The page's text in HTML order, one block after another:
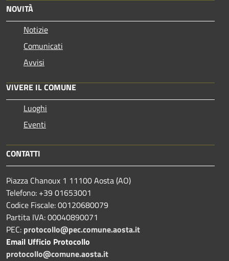
NOVITÀ
Notizie
Comunicati
Avvisi
VIVERE IL COMUNE
Luoghi
Eventi
CONTATTI
Piazza Chanoux 1 11100 Aosta (AO)
Telefono: +39 01653001
Codice Fiscale: 00120680079
Partita IVA: 00040890071
PEC: protocollo@pec.comune.aosta.it
Email Ufficio Protocollo
protocollo@comune.aosta.it